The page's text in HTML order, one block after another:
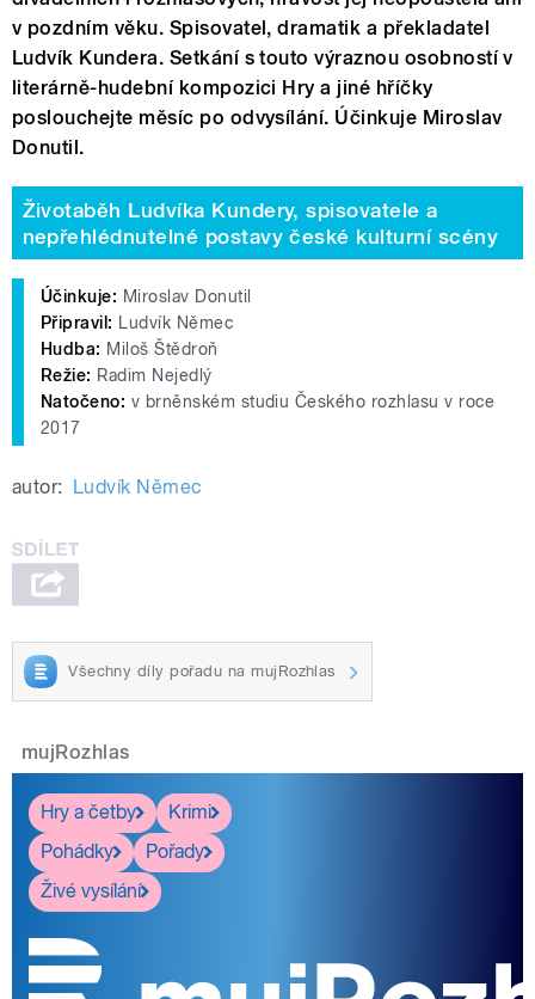
v pozdním věku. Spisovatel, dramatik a překladatel
Ludvík Kundera. Setkání s touto výraznou osobností v
literárně-hudební kompozici Hry a jiné hříčky
poslouchejte měsíc po odvysílání. Účinkuje Miroslav
Donutil.
Životaběh Ludvíka Kundery, spisovatele a
nepřehlédnutelné postavy české kulturní scény
Účinkuje: Miroslav Donutil
Připravil: Ludvík Němec
Hudba: Miloš Štědroň
Režie: Radim Nejedlý
Natočeno: v brněnském studiu Českého rozhlasu v roce
2017
autor: Ludvík Němec
Všechny díly pořadu na mujRozhlas
mujRozhlas
Hry a četby
Krimi
Pohádky
Pořady
Živé vysílání